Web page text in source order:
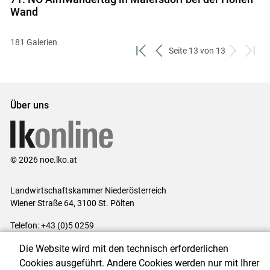
Wand
zum
zurück
Seite 13 von 13
weiterzum
181 Galerien
Über uns
© 2026 noe.lko.at
Landwirtschaftskammer Niederösterreich
Wiener Straße 64, 3100 St. Pölten
Telefon: +43 (0)5 0259
Impressum|Kontakt|Datenschutzerklärung|Barrierefreiheit|
Die Website wird mit den technisch erforderlichen
Cookies ausgeführt. Andere Cookies werden nur mit Ihrer